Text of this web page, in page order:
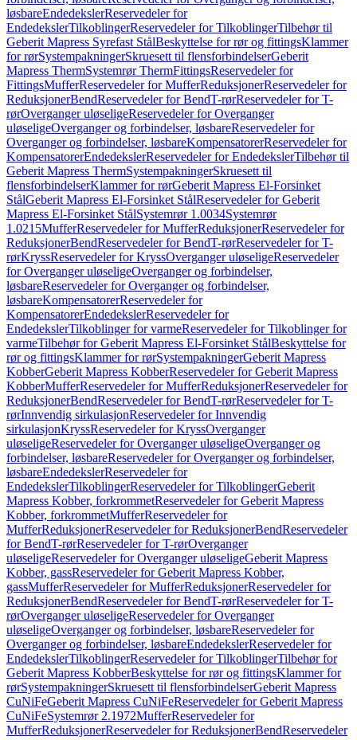
løsbareEndedekslerReservedeler for
EndedekslerTilkoblingerReservedeler for TilkoblingerTilbehør til
Geberit Mapress Syrefast StålBeskyttelse for rør og fittingsKlammer
for rørSystempakningerSkruesett til flensforbindelserGeberit
Mapress ThermSystemrør ThermFittingsReservedeler for
FittingsMufferReservedeler for MufferReduksjonerReservedeler for
ReduksjonerBendReservedeler for BendT-rørReservedeler for T-
rørOverganger uløseligeReservedeler for Overganger
uløseligeOverganger og forbindelser, løsbareReservedeler for
Overganger og forbindelser, løsbareKompensatorerReservedeler for
KompensatorerEndedekslerReservedeler for EndedekslerTilbehør til
Geberit Mapress ThermSystempakningerSkruesett til
flensforbindelserKlammer for rørGeberit Mapress El-Forsinket
StålGeberit Mapress El-Forsinket StålReservedeler for Geberit
Mapress El-Forsinket StålSystemrør 1.0034Systemrør
1.0215MufferReservedeler for MufferReduksjonerReservedeler for
ReduksjonerBendReservedeler for BendT-rørReservedeler for T-
rørKryssReservedeler for KryssOverganger uløseligeReservedeler
for Overganger uløseligeOverganger og forbindelser,
løsbareReservedeler for Overganger og forbindelser,
løsbareKompensatorerReservedeler for
KompensatorerEndedekslerReservedeler for
EndedekslerTilkoblinger for varmeReservedeler for Tilkoblinger for
varmeTilbehør for Geberit Mapress El-Forsinket StålBeskyttelse for
rør og fittingsKlammer for rørSystempakningerGeberit Mapress
KobberGeberit Mapress KobberReservedeler for Geberit Mapress
KobberMufferReservedeler for MufferReduksjonerReservedeler for
ReduksjonerBendReservedeler for BendT-rørReservedeler for T-
rørInnvendig sirkulasjonReservedeler for Innvendig
sirkulasjonKryssReservedeler for KryssOverganger
uløseligeReservedeler for Overganger uløseligeOverganger og
forbindelser, løsbareReservedeler for Overganger og forbindelser,
løsbareEndedekslerReservedeler for
EndedekslerTilkoblingerReservedeler for TilkoblingerGeberit
Mapress Kobber, forkrommetReservedeler for Geberit Mapress
Kobber, forkrommetMufferReservedeler for
MufferReduksjonerReservedeler for ReduksjonerBendReservedeler
for BendT-rørReservedeler for T-rørOverganger
uløseligeReservedeler for Overganger uløseligeGeberit Mapress
Kobber, gassReservedeler for Geberit Mapress Kobber,
gassMufferReservedeler for MufferReduksjonerReservedeler for
ReduksjonerBendReservedeler for BendT-rørReservedeler for T-
rørOverganger uløseligeReservedeler for Overganger
uløseligeOverganger og forbindelser, løsbareReservedeler for
Overganger og forbindelser, løsbareEndedekslerReservedeler for
EndedekslerTilkoblingerReservedeler for TilkoblingerTilbehør for
Geberit Mapress KobberBeskyttelse for rør og fittingsKlammer for
rørSystempakningerSkruesett til flensforbindelserGeberit Mapress
CuNiFeGeberit Mapress CuNiFeReservedeler for Geberit Mapress
CuNiFeSystemrør 2.1972MufferReservedeler for
MufferReduksjonerReservedeler for ReduksjonerBendReservedeler